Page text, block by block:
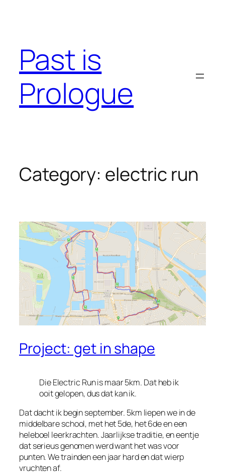
Past is
Prologue
Category: electric run
Project: get in shape
Die Electric Run is maar 5km. Dat heb ik
ooit gelopen, dus dat kan ik.
Dat dacht ik begin september. 5km liepen we in de
middelbare school, met het 5de, het 6de en een
heleboel leerkrachten. Jaarlijkse traditie, en eentje
dat serieus genomen werd want het was voor
punten. We trainden een jaar hard en dat wierp
vruchten af.